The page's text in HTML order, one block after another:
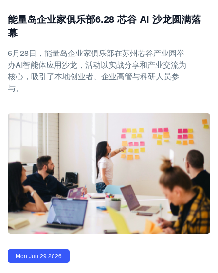
能量岛企业家俱乐部6.28 芯谷 AI 沙龙圆满落
幕
6月28日，能量岛企业家俱乐部在苏州芯谷产业园举
办AI智能体应用沙龙，活动以实战分享和产业交流为
核心，吸引了本地创业者、企业高管与科研人员参
与。
Mon Jun 29 2026